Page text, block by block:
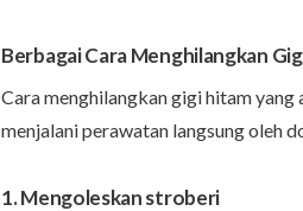
Berbagai Cara Menghilangkan
Cara menghilangkan gigi hitam yang
menjalani perawatan langsung oleh
1. Mengoleskan stroberi